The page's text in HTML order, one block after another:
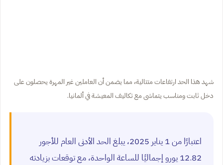
شهد هذا الحد ارتفاعات متتالية، مما يضمن أن العاملين غير المهرة يحصلون على
دخل ثابت ومناسب يتماشى مع تكاليف المعيشة في ألمانيا.
اعتبارًا من 1 يناير 2025، يبلغ الحد الأدنى العام للأجور
12.82 يورو إجماليًا للساعة الواحدة، مع توقعات بزيادته